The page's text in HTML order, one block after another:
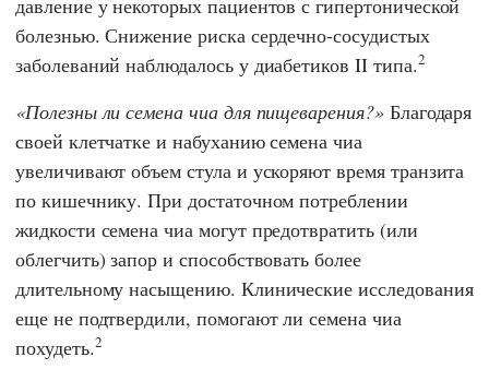
давление у некоторых пациентов с гипертонической
болезнью. Снижение риска сердечно-сосудистых
заболеваний наблюдалось у диабетиков II типа.2
Полезны ли семена чиа для пищеварения? Благодаря
своей клетчатке и набуханию семена чиа
увеличивают объем стула и ускоряют время транзита
по кишечнику. При достаточном потреблении
жидкости семена чиа могут предотвратить (или
облегчить) запор и способствовать более
длительному насыщению. Клинические исследования
еще не подтвердили, помогают ли семена чиа
похудеть.2